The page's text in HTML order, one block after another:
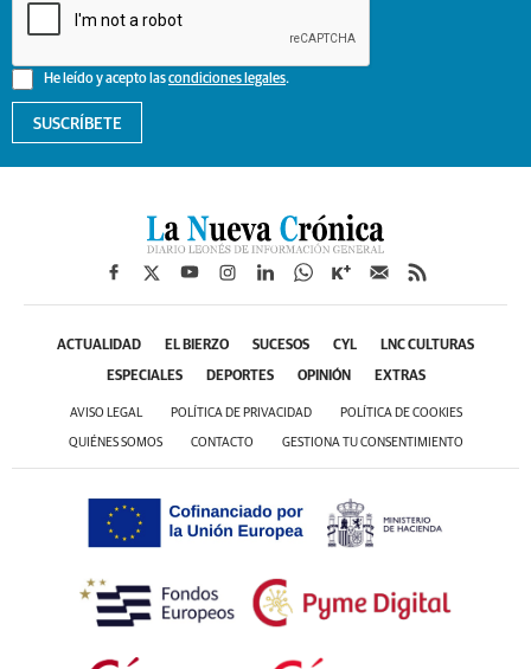
He leído y acepto lascondiciones legales.
SUSCRÍBETE
ACTUALIDAD EL BIERZO SUCESOS CYL LNC CULTURAS
ESPECIALES DEPORTES OPINIÓN EXTRAS
AVISO LEGAL POLÍTICA DE PRIVACIDAD POLÍTICA DE COOKIES
QUIÉNES SOMOS CONTACTO GESTIONA TU CONSENTIMIENTO